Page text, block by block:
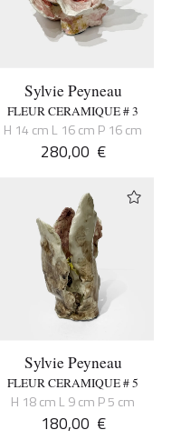
Sylvie Peyneau
FLEUR CERAMIQUE # 3
H 14 cm L 16 cm P 16 cm
280,00 €
Sylvie Peyneau
FLEUR CERAMIQUE # 5
H 18 cm L 9 cm P 5 cm
180,00 €